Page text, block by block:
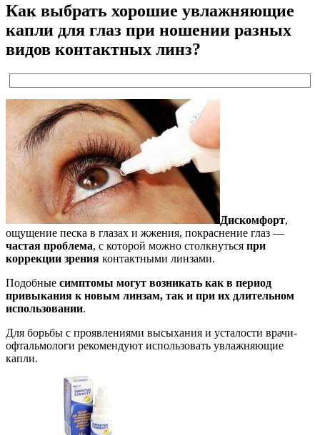
Как выбрать хорошие увлажняющие
капли для глаз при ношении разных
видов контактных линз?
Дискомфорт,
ощущение песка в глазах и жжения, покраснение глаз —
частая проблема, с которой можно столкнуться при
коррекции зрения контактными линзами.
Подобные симптомы могут возникать как в период
привыкания к новым линзам, так и при их длительном
использовании.
Для борьбы с проявлениями высыхания и усталости врачи-
офтальмологи рекомендуют использовать увлажняющие
капли.